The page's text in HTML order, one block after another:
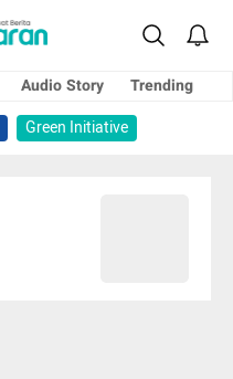
Audio Story
Trending
Green Initiative